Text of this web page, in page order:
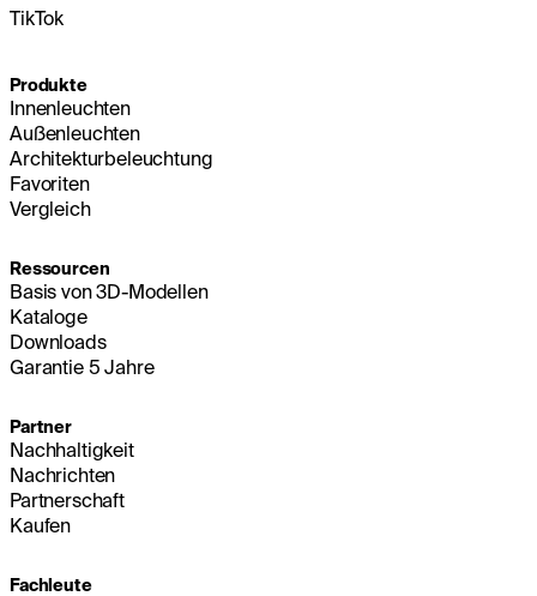
TikTok
Produkte
Innenleuchten
Außenleuchten
Architekturbeleuchtung
Favoriten
Vergleich
Ressourcen
Basis von 3D-Modellen
Kataloge
Downloads
Garantie 5 Jahre
Partner
Nachhaltigkeit
Nachrichten
Partnerschaft
Kaufen
Fachleute